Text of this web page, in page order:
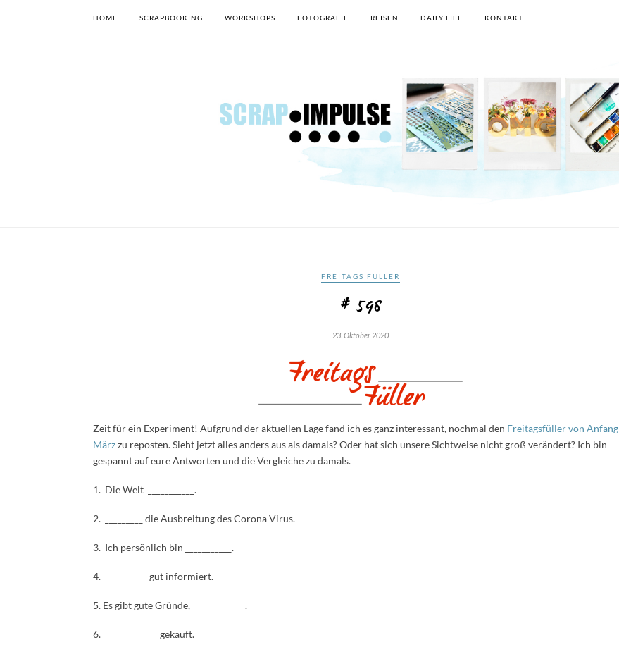
HOME SCRAPBOOKING WORKSHOPS FOTOGRAFIE REISEN DAILY LIFE KONTAKT
FREITAGS FÜLLER
# 598
23. Oktober 2020
Zeit für ein Experiment! Aufgrund der aktuellen Lage fand ich es ganz interessant, nochmal den Freitagsfüller von Anfang
Märzzu reposten. Sieht jetzt alles anders aus als damals? Oder hat sich unsere Sichtweise nicht groß verändert? Ich bin
gespannt auf eure Antworten und die Vergleiche zu damals.
1. Die Welt ___________.
2. _________ die Ausbreitung des Corona Virus.
3. Ich persönlich bin ___________.
4. __________ gut informiert.
5. Es gibt gute Gründe, ___________ .
6. ____________ gekauft.